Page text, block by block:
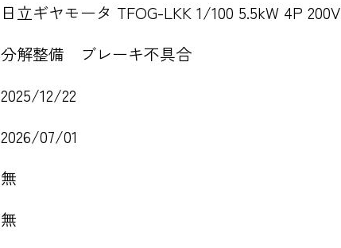
日立ギヤモータ TFOG-LKK 1/100 5.5kW 4P 200V
分解整備 ブレーキ不具合
2025/12/22
2026/07/01
無
無